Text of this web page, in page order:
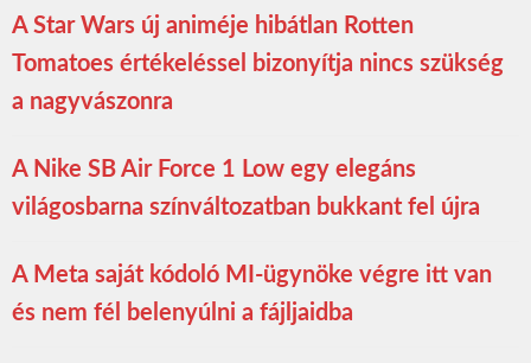
A Star Wars új animéje hibátlan Rotten
Tomatoes értékeléssel bizonyítja nincs szükség
a nagyvászonra
A Nike SB Air Force 1 Low egy elegáns
világosbarna színváltozatban bukkant fel újra
A Meta saját kódoló MI-ügynöke végre itt van
és nem fél belenyúlni a fájljaidba